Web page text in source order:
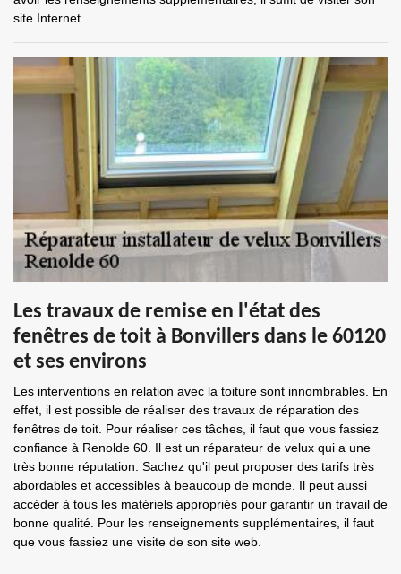
site Internet.
Les travaux de remise en l'état des
fenêtres de toit à Bonvillers dans le 60120
et ses environs
Les interventions en relation avec la toiture sont innombrables. En
effet, il est possible de réaliser des travaux de réparation des
fenêtres de toit. Pour réaliser ces tâches, il faut que vous fassiez
confiance à Renolde 60. Il est un réparateur de velux qui a une
très bonne réputation. Sachez qu'il peut proposer des tarifs très
abordables et accessibles à beaucoup de monde. Il peut aussi
accéder à tous les matériels appropriés pour garantir un travail de
bonne qualité. Pour les renseignements supplémentaires, il faut
que vous fassiez une visite de son site web.